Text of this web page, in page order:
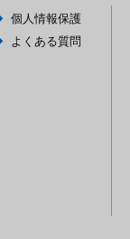
個人情報保護
よくある質問